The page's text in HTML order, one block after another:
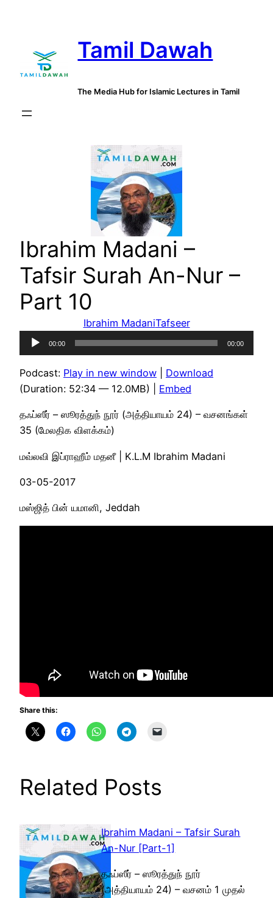
Tamil Dawah
The Media Hub for Islamic Lectures in Tamil
Ibrahim Madani –
Tafsir Surah An-Nur –
Part 10
Ibrahim MadaniTafseer
Audio
Player
00:00 00:00
Podcast: Play in new window
Download
(Duration: 52:34 — 12.0MB) | Embed
தஃப்ஸீர் – ஸூரத்துந் நூர் (அத்தியாயம் 24) – வசனங்கள்
35 (மேலதிக விளக்கம்)
மவ்லவி இப்ராஹீம் மதனீ | K.L.M Ibrahim Madani
03-05-2017
மஸ்ஜித் பின் யமானி, Jeddah
Share this:
Related Posts
Ibrahim Madani – Tafsir Surah
An-Nur [Part-1]
தஃப்ஸீர் – ஸூரத்துந் நூர்
(அத்தியாயம் 24) – வசனம் 1 முதல்